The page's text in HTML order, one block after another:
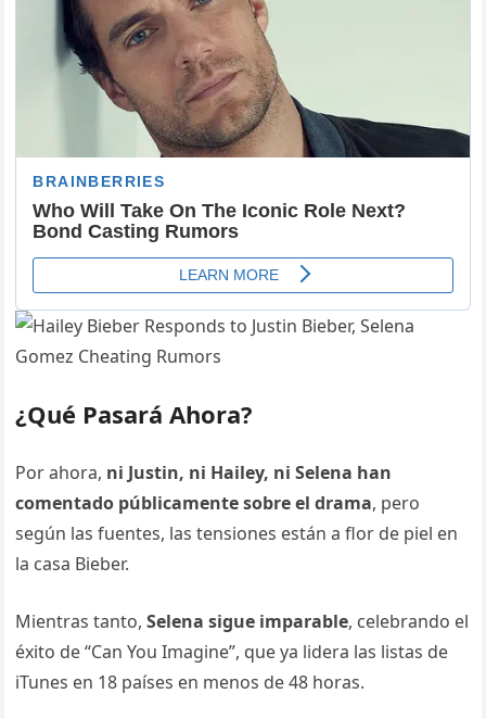
¿Qué Pasará Ahora?
Por ahora, ni Justin, ni Hailey, ni Selena han
comentado públicamente sobre el drama, pero
según las fuentes, las tensiones están a flor de piel en
la casa Bieber.
Mientras tanto,Selena sigue imparable, celebrando el
éxito de “Can You Imagine”, que ya lidera las listas de
iTunes en 18 países en menos de 48 horas.